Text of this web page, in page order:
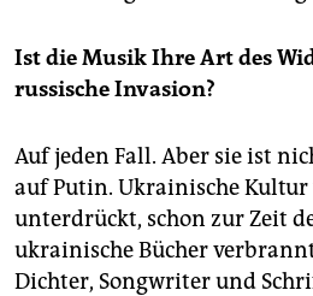
Ist die Musik Ihre Art des
russische Invasion?
Auf jeden Fall. Aber sie ist
auf Putin. Ukrainische
unterdrückt, schon zur Zeit
ukrainische Bücher
Dichter, Songwriter und